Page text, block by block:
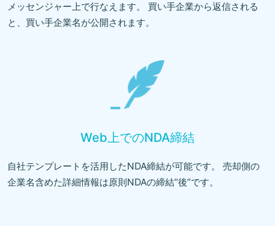
メッセンジャー上で行なえます。 買い手企業から返信される
と、買い手企業名が公開されます。
Web上でのNDA締結
自社テンプレートを活用したNDA締結が可能です。 売却側の
企業名含めた詳細情報は原則NDAの締結“後”です。